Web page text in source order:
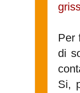
Per
di
Si,